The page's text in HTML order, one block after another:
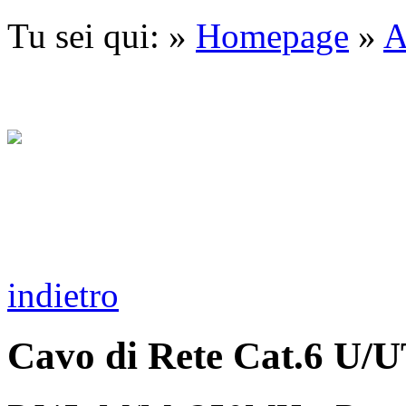
Tu sei qui: » Homepage »
indietro
Cavo di Rete Cat.6 U/